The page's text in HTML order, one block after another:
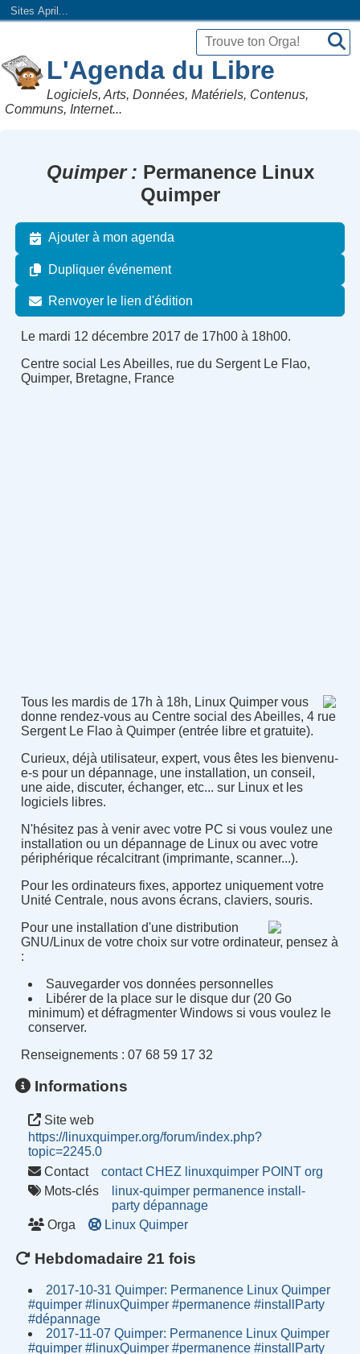
Sites April...
L'Agenda du Libre
Logiciels, Arts, Données, Matériels, Contenus,
Communs, Internet...
Quimper
Permanence Linux
Quimper
Ajouter à mon agenda
Dupliquer événement
Renvoyer le lien d'édition
Le mardi 12 décembre 2017 de 17h00 à 18h00.
Centre social Les Abeilles, rue du Sergent Le Flao,
Quimper, Bretagne, France
Tous les mardis de 17h à 18h, Linux Quimper vous
donne rendez-vous au Centre social des Abeilles, 4 rue
Sergent Le Flao à Quimper (entrée libre et gratuite).
Curieux, déjà utilisateur, expert, vous êtes les bienvenu-
e-s pour un dépannage, une installation, un conseil,
une aide, discuter, échanger, etc... sur Linux et les
logiciels libres.
N'hésitez pas à venir avec votre PC si vous voulez une
installation ou un dépannage de Linux ou avec votre
périphérique récalcitrant (imprimante, scanner...).
Pour les ordinateurs fixes, apportez uniquement votre
Unité Centrale, nous avons écrans, claviers, souris.
Pour une installation d'une distribution
GNU/Linux de votre choix sur votre ordinateur, pensez à
:
Sauvegarder vos données personnelles
Libérer de la place sur le disque dur (20 Go
minimum) et défragmenter Windows si vous voulez le
conserver.
Renseignements : 07 68 59 17 32
Informations
Site web
https://linuxquimper.org/forum/index.php?
topic=2245.0
Contact
contact CHEZ linuxquimper POINT org
Mots-clés
linux-quimper permanence install-
party dépannage
Orga
Linux Quimper
Hebdomadaire 21 fois
2017-10-31 Quimper: Permanence Linux Quimper
#quimper #linuxQuimper #permanence #installParty
#dépannage
2017-11-07 Quimper: Permanence Linux Quimper
#quimper #linuxQuimper #permanence #installParty